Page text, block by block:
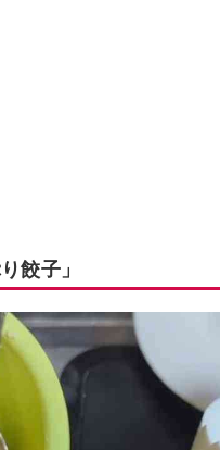
餃子」